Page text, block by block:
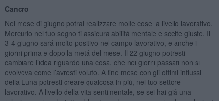
Cancro
Nel mese di giugno potrai realizzare molte cose, a livello lavorativo.
Mercurio nel tuo segno ti assicura abilitá mentale e scelte giuste. Il
3-4 giugno sará molto positivo nel campo lavorativo, e anche i
giorni prima e dopo la metá del mese. Il 22 giugno potresti
cambiare l’idea riguardo una cosa, che nei giorni passati non si
evolveva come l’avresti voluto. A fine mese con gli ottimi influssi
della Luna potresti creare qualcosa in piú, nel tuo settore
lavorativo. A livello della vita sentimentale, se sei hai giá una